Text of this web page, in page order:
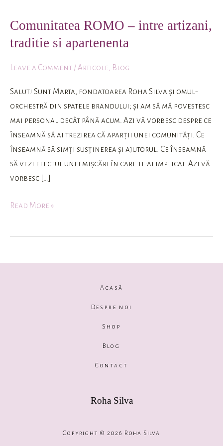
Comunitatea ROMO – intre artizani,
traditie si apartenenta
Leave a Comment / Articole Blog
Salut! Sunt Marta, fondatoarea Roha Silva și omul-
orchestră din spatele brandului; și am să mă povestesc
mai personal decât până acum. Azi vă vorbesc despre ce
înseamnă să ai trezirea că aparții unei comunități. Ce
înseamnă să simți susținerea și ajutorul. Ce înseamnă
să vezi efectul unei mișcări în care te-ai implicat. Azi vă
vorbesc […]
–
intre
traditie
Read More »
Acasă
Despre noi
Shop
Blog
Contact
Roha Silva
Copyright © 2026 Roha Silva